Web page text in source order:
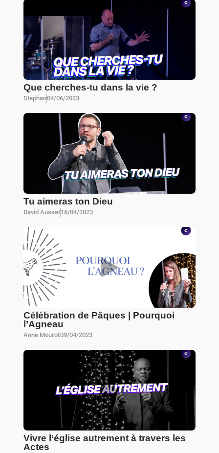
Que cherches-tu dans la vie ?
Stephan04/06/2023
Tu aimeras ton Dieu
David Ausset16/04/2023
Célébration de Pâques | Pourquoi
l’Agneau
Anne Mourot09/04/2023
Vivre l’église autrement à travers les
Actes